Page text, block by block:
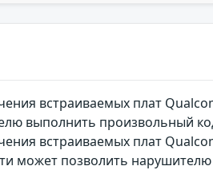
встраиваемых плат
выполнить произвольный
встраиваемых плат
может позволить